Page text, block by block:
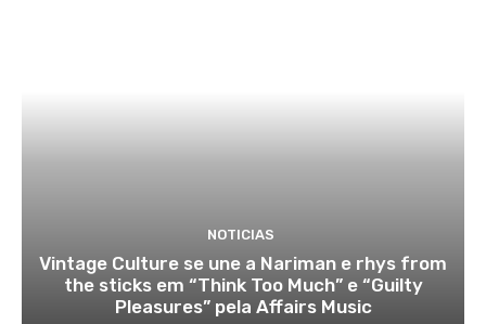
NOTICIAS
Vintage Culture se une a Nariman e rhys from
the sticks em “Think Too Much” e “Guilty
Pleasures” pela Affairs Music